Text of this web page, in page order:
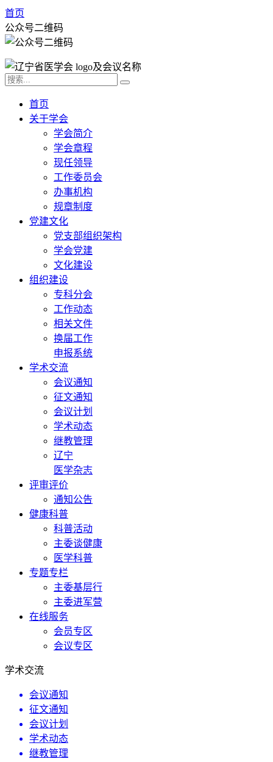
首页
公众号二维码
首页
关于学会
学会简介
学会章程
现任领导
工作委员会
办事机构
规章制度
党建文化
党支部组织架构
学会党建
文化建设
组织建设
专科分会
工作动态
相关文件
换届工作
申报系统
学术交流
会议通知
征文通知
会议计划
学术动态
继教管理
辽宁
医学杂志
评审评价
通知公告
健康科普
科普活动
主委谈健康
医学科普
专题专栏
主委基层行
主委进军营
在线服务
会员专区
会议专区
学术交流
会议通知
征文通知
会议计划
学术动态
继教管理